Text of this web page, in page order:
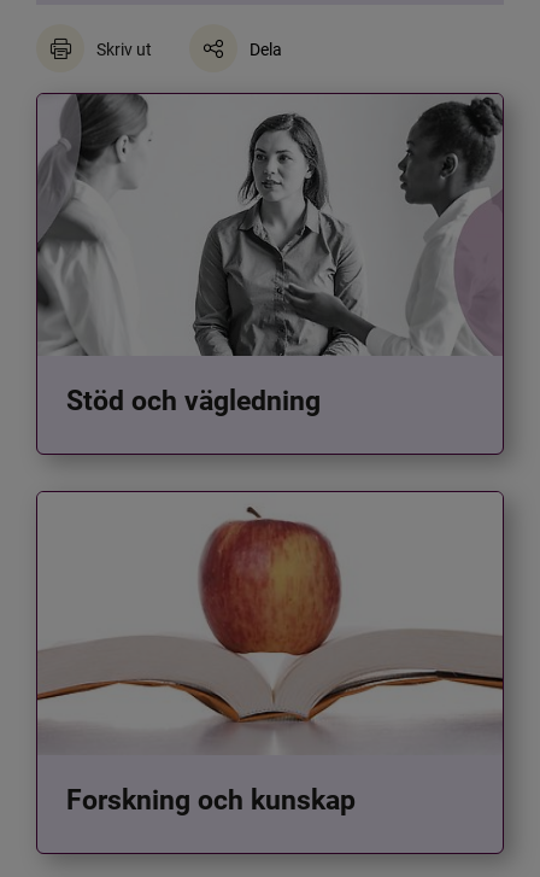
Skriv ut Dela
Stöd och vägledning
Forskning och kunskap